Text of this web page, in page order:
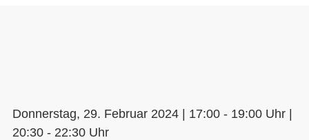
Donnerstag, 29. Februar 2024 | 17:00 - 19:00 Uhr |
20:30 - 22:30 Uhr